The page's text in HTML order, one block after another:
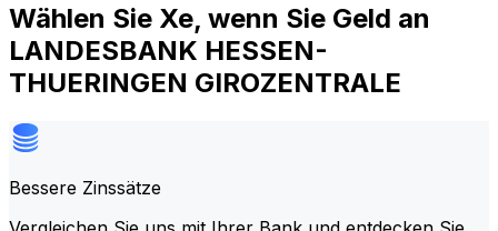
Wählen Sie Xe, wenn Sie Geld an
LANDESBANK HESSEN-
THUERINGEN GIROZENTRALE
Bessere Zinssätze